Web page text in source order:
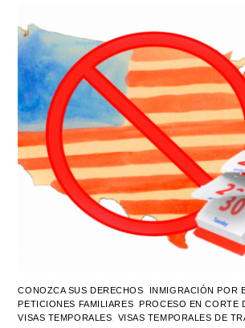
CONOZCA SUS DERECHOS INMIGRACIÓN POR
PETICIONES FAMILIARES ,PROCESO EN CORTE
VISAS TEMPORALES
VISAS TEMPORALES DE